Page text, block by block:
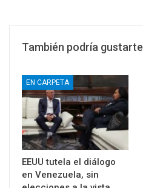
También podría gustarte
EN CARPETA
EEUU tutela el diálogo
en Venezuela, sin